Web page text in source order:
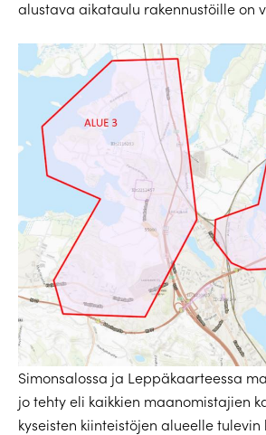
alustava aikataulu rakennustöille on
Simonsalossa ja Leppäkaarteessa
jo tehty eli kaikkien maanomistajien
kyseisten kiinteistöjen alueelle